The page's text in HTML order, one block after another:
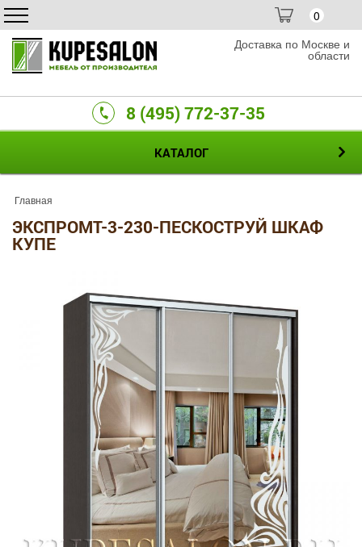
0
Доставка по Москве и
области
8 (495) 772-37-35
КАТАЛОГ
Главная
ЭКСПРОМТ-3-230-ПЕСКОСТРУЙ ШКАФ
КУПЕ